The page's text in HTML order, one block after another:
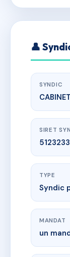
👤
SYNDIC
SIRET
TYPE
Syndic
MANDAT
un